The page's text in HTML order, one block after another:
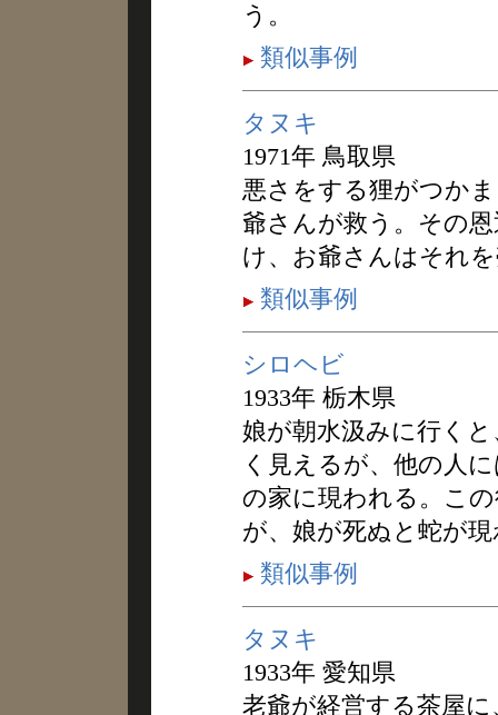
う。
類似事例
タヌキ
1971年 鳥取県
悪さをする狸がつか
爺さんが救う。その
け、お爺さんはそれ
類似事例
シロヘビ
1933年 栃木県
娘が朝水汲みに行く
く見えるが、他の人
の家に現われる。こ
が、娘が死ぬと蛇が
類似事例
タヌキ
1933年 愛知県
老爺が経営する茶屋